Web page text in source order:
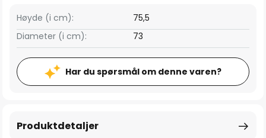
Høyde (i cm):
75,5
Diameter (i cm):
73
Har du spørsmål om denne varen?
Produktdetaljer